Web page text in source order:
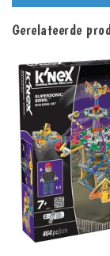
Gerelateerde